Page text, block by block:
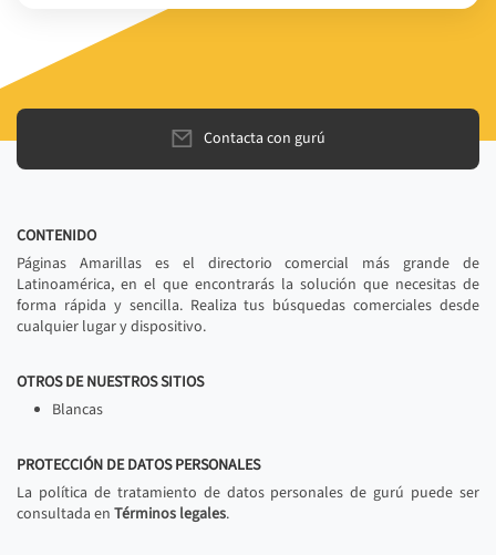
Contacta con gurú
CONTENIDO
Páginas Amarillas es el directorio comercial más grande de
Latinoamérica, en el que encontrarás la solución que necesitas de
forma rápida y sencilla. Realiza tus búsquedas comerciales desde
cualquier lugar y dispositivo.
OTROS DE NUESTROS SITIOS
Blancas
PROTECCIÓN DE DATOS PERSONALES
La política de tratamiento de datos personales de gurú puede ser
consultada en Términos legales.